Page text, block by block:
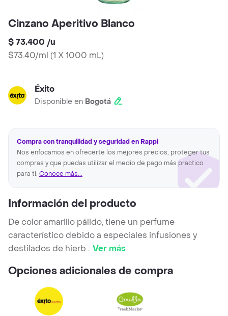
Cinzano Aperitivo Blanco
$ 73.400 /u
$73.40/ml (1 X 1000 mL)
Éxito
Disponible en Bogotá
Compra con tranquilidad y seguridad en Rappi
Nos enfocamos en ofrecerte los mejores precios, proteger tus
compras y que puedas utilizar el medio de pago más practico
para ti. Conoce más...
Información del producto
De color amarillo pálido, tiene un perfume
característico debido a especiales infusiones y
destilados de hierb...Ver más
Opciones adicionales de compra